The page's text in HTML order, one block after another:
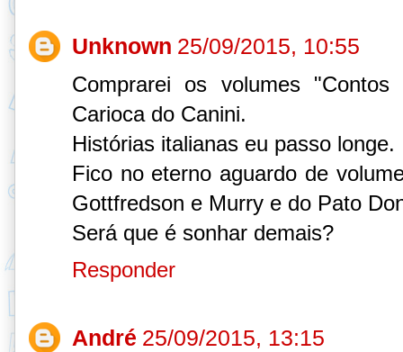
Unknown 25/09/2015, 10:55
Comprarei os volumes
Carioca do Canini.
Histórias italianas eu passo longe.
Fico no eterno aguardo de
Gottfredson e Murry e do Pato
Será que é sonhar demais?
Responder
André 25/09/2015, 13:15